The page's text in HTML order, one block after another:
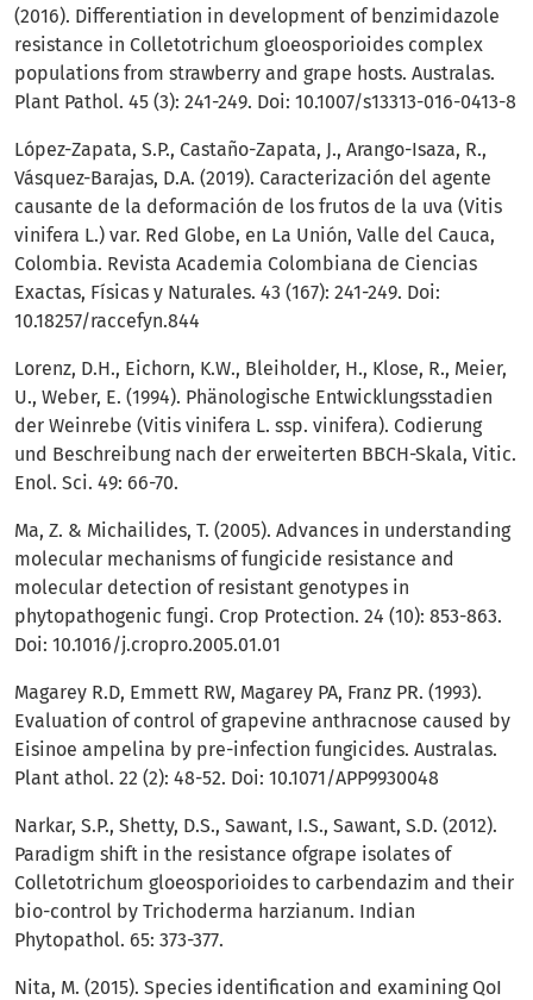
(2016). Differentiation in development of benzimidazole
resistance in Colletotrichum gloeosporioides complex
populations from strawberry and grape hosts. Australas.
Plant Pathol. 45 (3): 241-249. Doi: 10.1007/s13313-016-0413-8
López-Zapata, S.P., Castaño-Zapata, J., Arango-Isaza, R.,
Vásquez-Barajas, D.A. (2019). Caracterización del agente
causante de la deformación de los frutos de la uva (Vitis
vinifera L.) var. Red Globe, en La Unión, Valle del Cauca,
Colombia. Revista Academia Colombiana de Ciencias
Exactas, Físicas y Naturales. 43 (167): 241-249. Doi:
10.18257/raccefyn.844
Lorenz, D.H., Eichorn, K.W., Bleiholder, H., Klose, R., Meier,
U., Weber, E. (1994). Phänologische Entwicklungsstadien
der Weinrebe (Vitis vinifera L. ssp. vinifera). Codierung
und Beschreibung nach der erweiterten BBCH-Skala, Vitic.
Enol. Sci. 49: 66-70.
Ma, Z. & Michailides, T. (2005). Advances in understanding
molecular mechanisms of fungicide resistance and
molecular detection of resistant genotypes in
phytopathogenic fungi. Crop Protection. 24 (10): 853-863.
Doi: 10.1016/j.cropro.2005.01.01
Magarey R.D, Emmett RW, Magarey PA, Franz PR. (1993).
Evaluation of control of grapevine anthracnose caused by
Eisinoe ampelina by pre-infection fungicides. Australas.
Plant athol. 22 (2): 48-52. Doi: 10.1071/APP9930048
Narkar, S.P., Shetty, D.S., Sawant, I.S., Sawant, S.D. (2012).
Paradigm shift in the resistance ofgrape isolates of
Colletotrichum gloeosporioides to carbendazim and their
bio-control by Trichoderma harzianum. Indian
Phytopathol. 65: 373-377.
Nita, M. (2015). Species identification and examining QoI